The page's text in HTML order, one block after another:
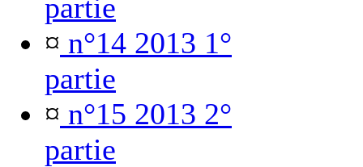
partie
¤ n°14 2013 1°
partie
¤ n°15 2013 2°
partie